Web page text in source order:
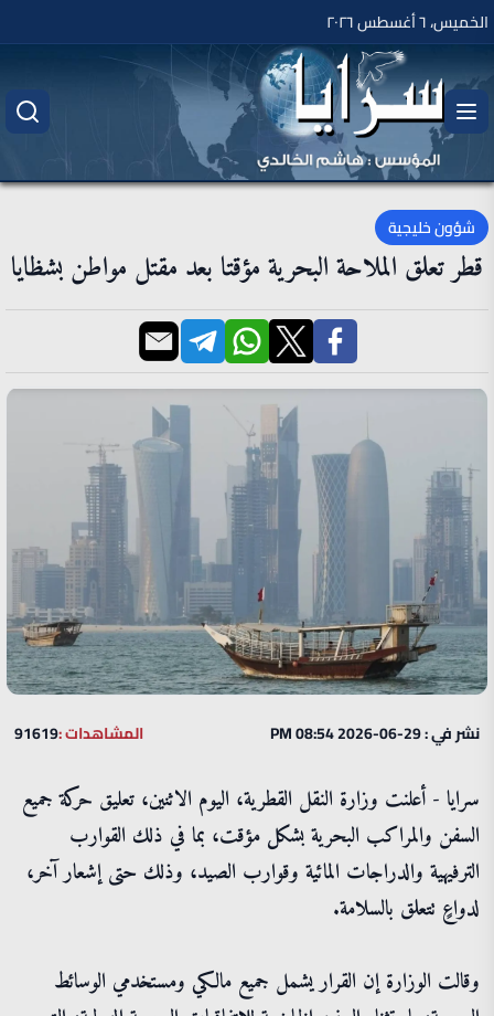
الخميس، ٦ أغسطس ٢٠٢٦
شؤون خليجية
قطر تعلق الملاحة البحرية مؤقتا بعد مقتل مواطن بشظايا
نشر في : 29-06-2026 08:54 PM المشاهدات :91619
سرايا - أعلنت وزارة النقل القطرية، اليوم الاثنين، تعليق حركة جميع
السفن والمراكب البحرية بشكل مؤقت، بما في ذلك القوارب
الترفيهية والدراجات المائية وقوارب الصيد، وذلك حتى إشعار آخر،
لدواعٍ تتعلق بالسلامة.
وقالت الوزارة إن القرار يشمل جميع مالكي ومستخدمي الوسائط